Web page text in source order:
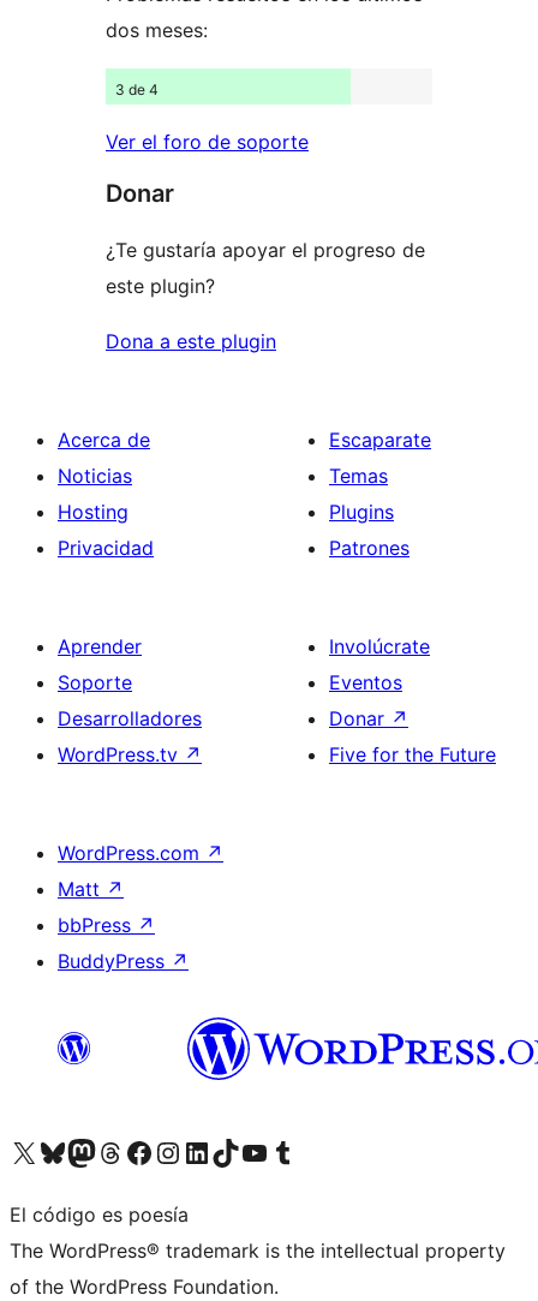
dos meses:
3 de 4
Ver el foro de soporte
Donar
¿Te gustaría apoyar el progreso de
este plugin?
Dona a este plugin
Acerca de
Noticias
Hosting
Privacidad
Escaparate
Temas
Plugins
Patrones
Aprender
Soporte
Desarrolladores
WordPress.tv ↗
Involúcrate
Eventos
Donar ↗
Five for the Future
WordPress.com ↗
Matt ↗
bbPress ↗
BuddyPress ↗
Visita nuestra cuenta de X (anteriormente Twitter)
Visita nuestra cuenta de Bluesky
Visita nuestra cuenta de Mastodon
Visita nuestra cuenta de Threads
Visita nuestra página de Facebook
Visita nuestra cuenta de Instagram
Visita nuestra cuenta de LinkedIn
Visita nuestra cuenta de TikTok
Visita nuestro canal de YouTube
Visita nuestra cuenta de Tumblr
El código es poesía
The WordPress® trademark is the intellectual property
of the WordPress Foundation.